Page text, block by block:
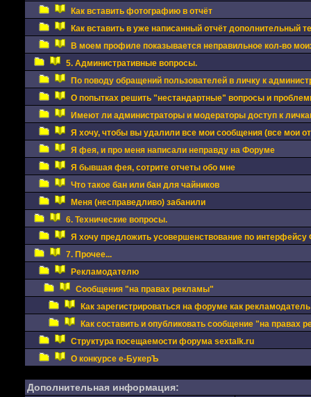
Как вставить фотографию в отчёт
Как вставить в уже написанный отчёт дополнительный
В моем профиле показывается неправильное кол-во
5. Административные вопросы.
По поводу обращений пользователей в личку к
О попытках решить "нестандартные" вопросы и
Имеют ли администраторы и модераторы доступ к
Я хочу, чтобы вы удалили все мои сообщения (все мои
Я фея, и про меня написали неправду на Форуме
Я бывшая фея, сотрите отчеты обо мне
Что такое бан или бан для чайников
Меня (несправедливо) забанили
6. Технические вопросы.
Я хочу предложить усовершенствование по интерфейсу
7. Прочее...
Рекламодателю
Сообщения "на правах рекламы"
Как зарегистрироваться на форуме как рекламодатель
Как составить и опубликовать сообщение "на правах
Структура посещаемости форума sextalk.ru
О конкурсе е-БукерЪ
Дополнительная информация: